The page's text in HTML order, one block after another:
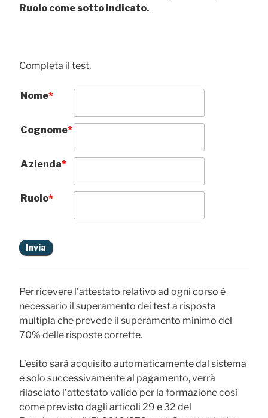
Ruolo come sotto indicato.
Completa il test.
Nome*
Cognome*
Azienda*
Ruolo*
Per ricevere l’attestato relativo ad ogni corso è
necessario il superamento dei test a risposta
multipla che prevede il superamento minimo del
70% delle risposte corrette.
L’esito sarà acquisito automaticamente dal sistema
e solo successivamente al pagamento, verrà
rilasciato l’attestato valido per la formazione così
come previsto dagli articoli 29 e 32 del